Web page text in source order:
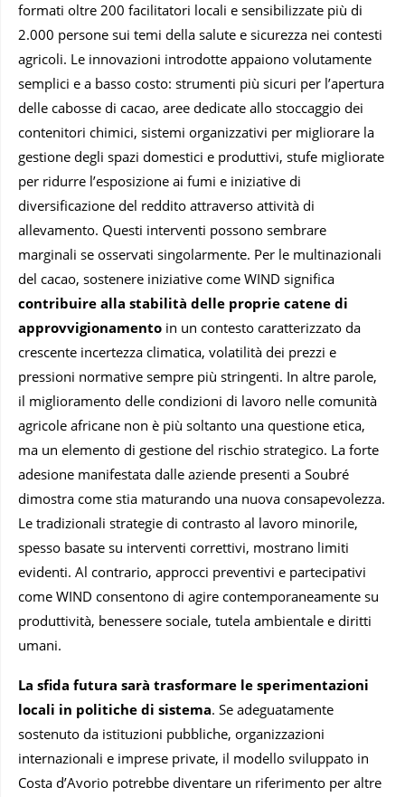
formati oltre 200 facilitatori locali e sensibilizzate più di
2.000 persone sui temi della salute e sicurezza nei contesti
agricoli. Le innovazioni introdotte appaiono volutamente
semplici e a basso costo: strumenti più sicuri per l’apertura
delle cabosse di cacao, aree dedicate allo stoccaggio dei
contenitori chimici, sistemi organizzativi per migliorare la
gestione degli spazi domestici e produttivi, stufe migliorate
per ridurre l’esposizione ai fumi e iniziative di
diversificazione del reddito attraverso attività di
allevamento. Questi interventi possono sembrare
marginali se osservati singolarmente. Per le multinazionali
del cacao, sostenere iniziative come WIND significa
contribuire alla stabilità delle proprie catene di
approvvigionamento in un contesto caratterizzato da
crescente incertezza climatica, volatilità dei prezzi e
pressioni normative sempre più stringenti. In altre parole,
il miglioramento delle condizioni di lavoro nelle comunità
agricole africane non è più soltanto una questione etica,
ma un elemento di gestione del rischio strategico. La forte
adesione manifestata dalle aziende presenti a Soubré
dimostra come stia maturando una nuova consapevolezza.
Le tradizionali strategie di contrasto al lavoro minorile,
spesso basate su interventi correttivi, mostrano limiti
evidenti. Al contrario, approcci preventivi e partecipativi
come WIND consentono di agire contemporaneamente su
produttività, benessere sociale, tutela ambientale e diritti
umani.
La sfida futura sarà trasformare le sperimentazioni
locali in politiche di sistema. Se adeguatamente
sostenuto da istituzioni pubbliche, organizzazioni
internazionali e imprese private, il modello sviluppato in
Costa d’Avorio potrebbe diventare un riferimento per altre